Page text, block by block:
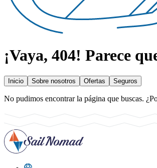
¡Vaya, 404! Parece
Inicio Sobre nosotros Ofertas Seguros
No pudimos encontrar la página que buscas.